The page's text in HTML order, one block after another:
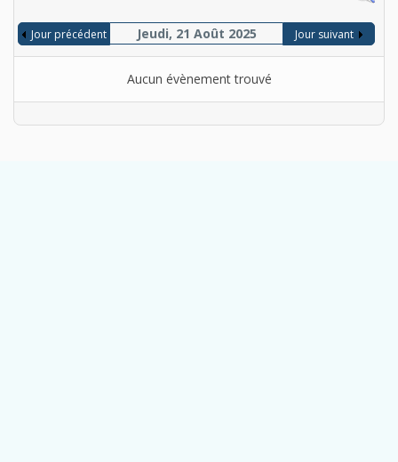
Jour précédent Jeudi, 21 Août 2025 Jour suivant
Aucun évènement trouvé